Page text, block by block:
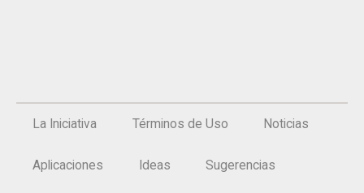
La Iniciativa Términos de Uso Noticias
Aplicaciones Ideas Sugerencias